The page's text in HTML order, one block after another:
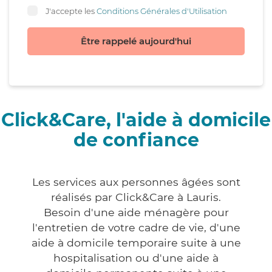
J'accepte lesConditions Générales d'Utilisation
Être rappelé aujourd'hui
Click&Care, l'aide à domicile
de confiance
Les services aux personnes âgées sont
réalisés par Click&Care à Lauris.
Besoin d'une aide ménagère pour
l'entretien de votre cadre de vie, d'une
aide à domicile temporaire suite à une
hospitalisation ou d'une aide à